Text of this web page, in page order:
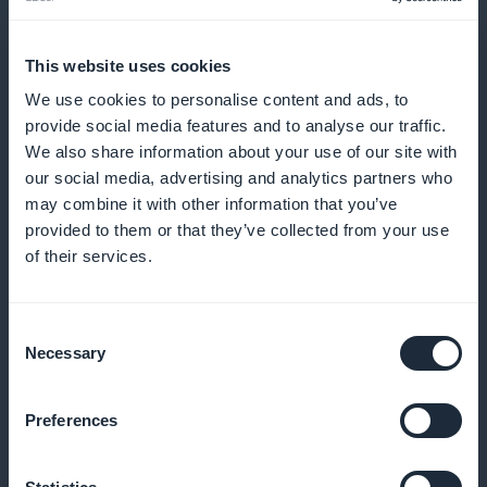
This website uses cookies
We use cookies to personalise content and ads, to
provide social media features and to analyse our traffic.
We also share information about your use of our site with
our social media, advertising and analytics partners who
may combine it with other information that you’ve
provided to them or that they’ve collected from your use
of their services.
Selection
Necessary
Preferences
Vereinfachter Sofortkauf
zu bestellen, ohne das Produktblatt zu durchlaufen